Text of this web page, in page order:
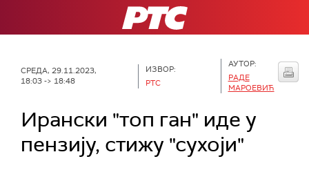
РТС
СРЕДА, 29.11.2023,
18:03 -> 18:48
ИЗВОР:
РТС
АУТОР:
РАДЕ
МАРОЕВИЋ
Ирански "топ ган" иде у
пензију, стижу "сухоји"